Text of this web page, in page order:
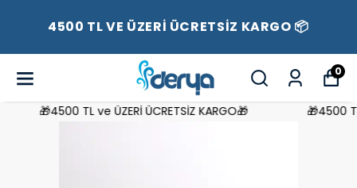
4500 TL VE ÜZERİ ÜCRETSİZ KARGO 📦
0
🎁4500 TL ve ÜZERİ ÜCRETSİZ KARGO🎁 🎁4500 TL